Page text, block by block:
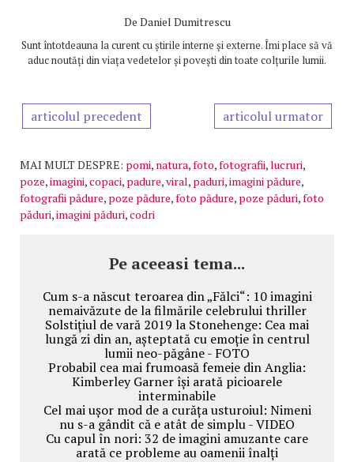
De Daniel Dumitrescu
Sunt întotdeauna la curent cu știrile interne și externe. Îmi place să vă
aduc noutăți din viața vedetelor și povești din toate colțurile lumii.
articolul precedent articolul urmator
MAI MULT DESPRE: pomi, natura,foto,fotografii,lucruri,
poze,imagini,copaci, padure,viral, paduri,imagini pădure,
fotografii pădure, poze pădure,foto pădure, poze păduri,foto
păduri,imagini păduri,codri
Pe aceeasi tema...
Cum s-a născut teroarea din „Fălci“: 10 imagini
nemaivăzute de la filmările celebrului thriller
Solstiţiul de vară 2019 la Stonehenge: Cea mai
lungă zi din an, așteptată cu emoție în centrul
lumii neo-păgâne - FOTO
Probabil cea mai frumoasă femeie din Anglia:
Kimberley Garner își arată picioarele
interminabile
Cel mai ușor mod de a curăța usturoiul: Nimeni
nu s-a gândit că e atât de simplu - VIDEO
Cu capul în nori: 32 de imagini amuzante care
arată ce probleme au oamenii înalți